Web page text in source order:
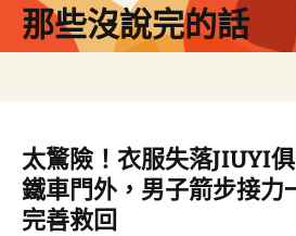
那些沒說完的話
太驚險！衣服失落JIUYI
鐵車門外，男子箭步接力
完善救回